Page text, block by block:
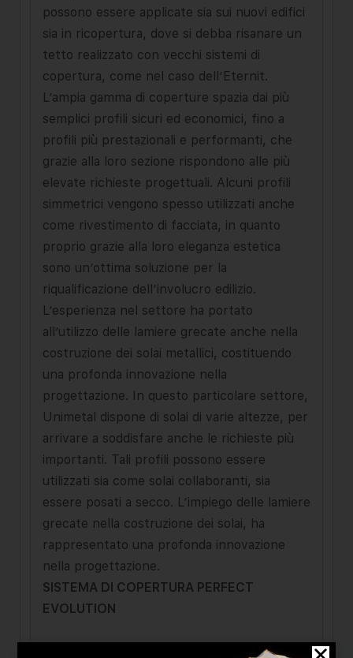
possono essere applicate sia sui nuovi edifici
sia in ricopertura, dove si debba risanare un
tetto realizzato con vecchi sistemi di
copertura, come nel caso dell’Eternit.
L’ampia gamma di coperture spazia dai più
semplici profili sicuri ed economici, fino a
profili più pre­stazionali e performanti, che
grazie alla loro sezione rispondo­no alle più
elevate richieste progettuali. Alcuni profili
simmetrici vengono spesso utilizzati anche
come rivestimento di facciata, in quanto
proprio grazie alla loro eleganza estetica
sono un’ot­tima soluzione per la
riqualificazione dell’involucro edilizio.
L’esperienza nel settore ha portato
all’utilizzo delle lamiere grecate anche nella
costruzione dei solai metallici, costituen­do
una profonda innovazione nella
progettazione. In questo particolare settore,
Unimetal dispone di solai di varie altezze, per
arrivare a soddisfare anche le richieste più
importanti. Tali profili possono essere
utilizzati sia come solai collaboranti, sia
essere posati a secco. L’impiego delle lamiere
grecate nella co­struzione dei solai, ha
rappresentato una profonda innovazione
nella progettazione.
SISTEMA DI COPERTURA PERFECT
EVOLUTION
Un prodotto di punta è Perfect Evolution: